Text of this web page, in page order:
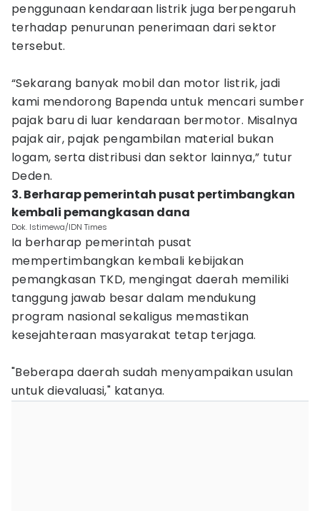
penggunaan kendaraan listrik juga berpengaruh
terhadap penurunan penerimaan dari sektor
tersebut.
“Sekarang banyak mobil dan motor listrik, jadi
kami mendorong Bapenda untuk mencari sumber
pajak baru di luar kendaraan bermotor. Misalnya
pajak air, pajak pengambilan material bukan
logam, serta distribusi dan sektor lainnya,” tutur
Deden.
3. Berharap pemerintah pusat pertimbangkan
kembali pemangkasan dana
Dok. Istimewa/IDN Times
Ia berharap pemerintah pusat
mempertimbangkan kembali kebijakan
pemangkasan TKD, mengingat daerah memiliki
tanggung jawab besar dalam mendukung
program nasional sekaligus memastikan
kesejahteraan masyarakat tetap terjaga.
"Beberapa daerah sudah menyampaikan usulan
untuk dievaluasi," katanya.